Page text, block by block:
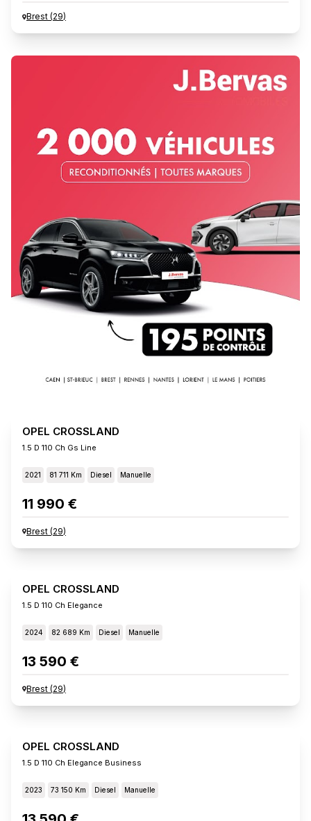
Brest (29)
OPEL CROSSLAND
1.5 D 110 Ch Gs Line
2021 81 711 Km Diesel Manuelle
11 990 €
Brest (29)
OPEL CROSSLAND
1.5 D 110 Ch Elegance
2024 82 689 Km Diesel Manuelle
13 590 €
Brest (29)
OPEL CROSSLAND
1.5 D 110 Ch Elegance Business
2023 73 150 Km Diesel Manuelle